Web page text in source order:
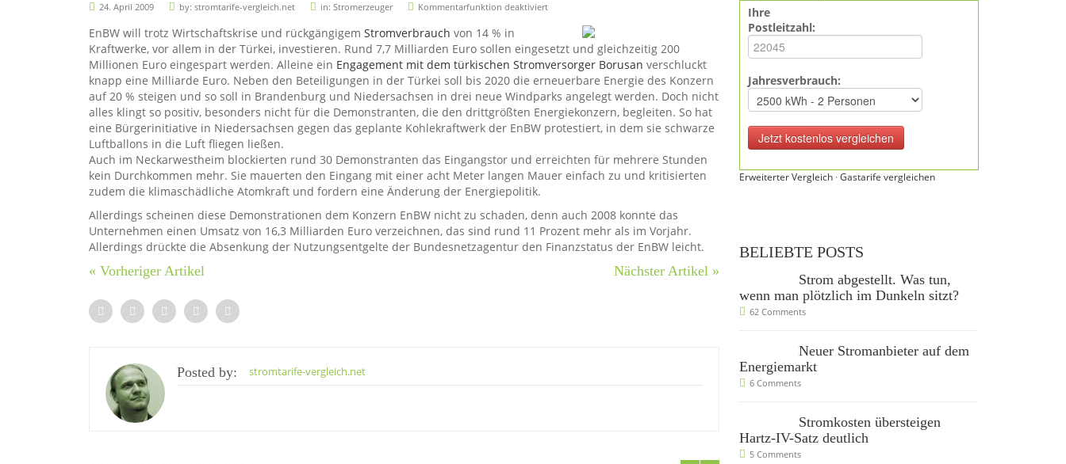
24. April 2009 by: stromtarife-vergleich.net in: Stromerzeuger Kommentarfunktion deaktiviert
EnBW will trotz Wirtschaftskrise und rückgängigem Stromverbrauch von 14 % in
Kraftwerke, vor allem in der Türkei, investieren. Rund 7,7 Milliarden Euro sollen eingesetzt und gleichzeitig 200
Millionen Euro eingespart werden. Alleine ein Engagement mit dem türkischen Stromversorger Borusan verschluckt
knapp eine Milliarde Euro. Neben den Beteiligungen in der Türkei soll bis 2020 die erneuerbare Energie des Konzern
auf 20 % steigen und so soll in Brandenburg und Niedersachsen in drei neue Windparks angelegt werden. Doch nicht
alles klingt so positiv, besonders nicht für die Demonstranten, die den drittgrößten Energiekonzern, begleiten. So hat
eine Bürgerinitiative in Niedersachsen gegen das geplante Kohlekraftwerk der EnBW protestiert, in dem sie schwarze
Luftballons in die Luft fliegen ließen.
Auch im Neckarwestheim blockierten rund 30 Demonstranten das Eingangstor und erreichten für mehrere Stunden
kein Durchkommen mehr. Sie mauerten den Eingang mit einer acht Meter langen Mauer einfach zu und kritisierten
zudem die klimaschädliche Atomkraft und fordern eine Änderung der Energiepolitik.
Allerdings scheinen diese Demonstrationen dem Konzern EnBW nicht zu schaden, denn auch 2008 konnte das
Unternehmen einen Umsatz von 16,3 Milliarden Euro verzeichnen, das sind rund 11 Prozent mehr als im Vorjahr.
Allerdings drückte die Absenkung der Nutzungsentgelte der Bundesnetzagentur den Finanzstatus der EnBW leicht.
« Vorheriger Artikel Nächster Artikel »
Posted by: stromtarife-vergleich.net
Ihre
Postleitzahl:
Jahresverbrauch:
Erweiterter Vergleich ·Gastarife vergleichen
BELIEBTE POSTS
Strom abgestellt. Was tun,
wenn man plötzlich im Dunkeln sitzt?
62 Comments
Neuer Stromanbieter auf dem
Energiemarkt
6 Comments
Stromkosten übersteigen
Hartz-IV-Satz deutlich
5 Comments